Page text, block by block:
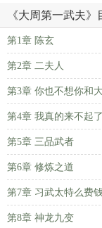
《大周第一武夫》
第1章 陈玄
第2章 二夫人
第3章 你也不想你和
第4章 我真的来不起了
第5章 三品武者
第6章 修炼之道
第7章 习武太特么费
第8章 神龙九变